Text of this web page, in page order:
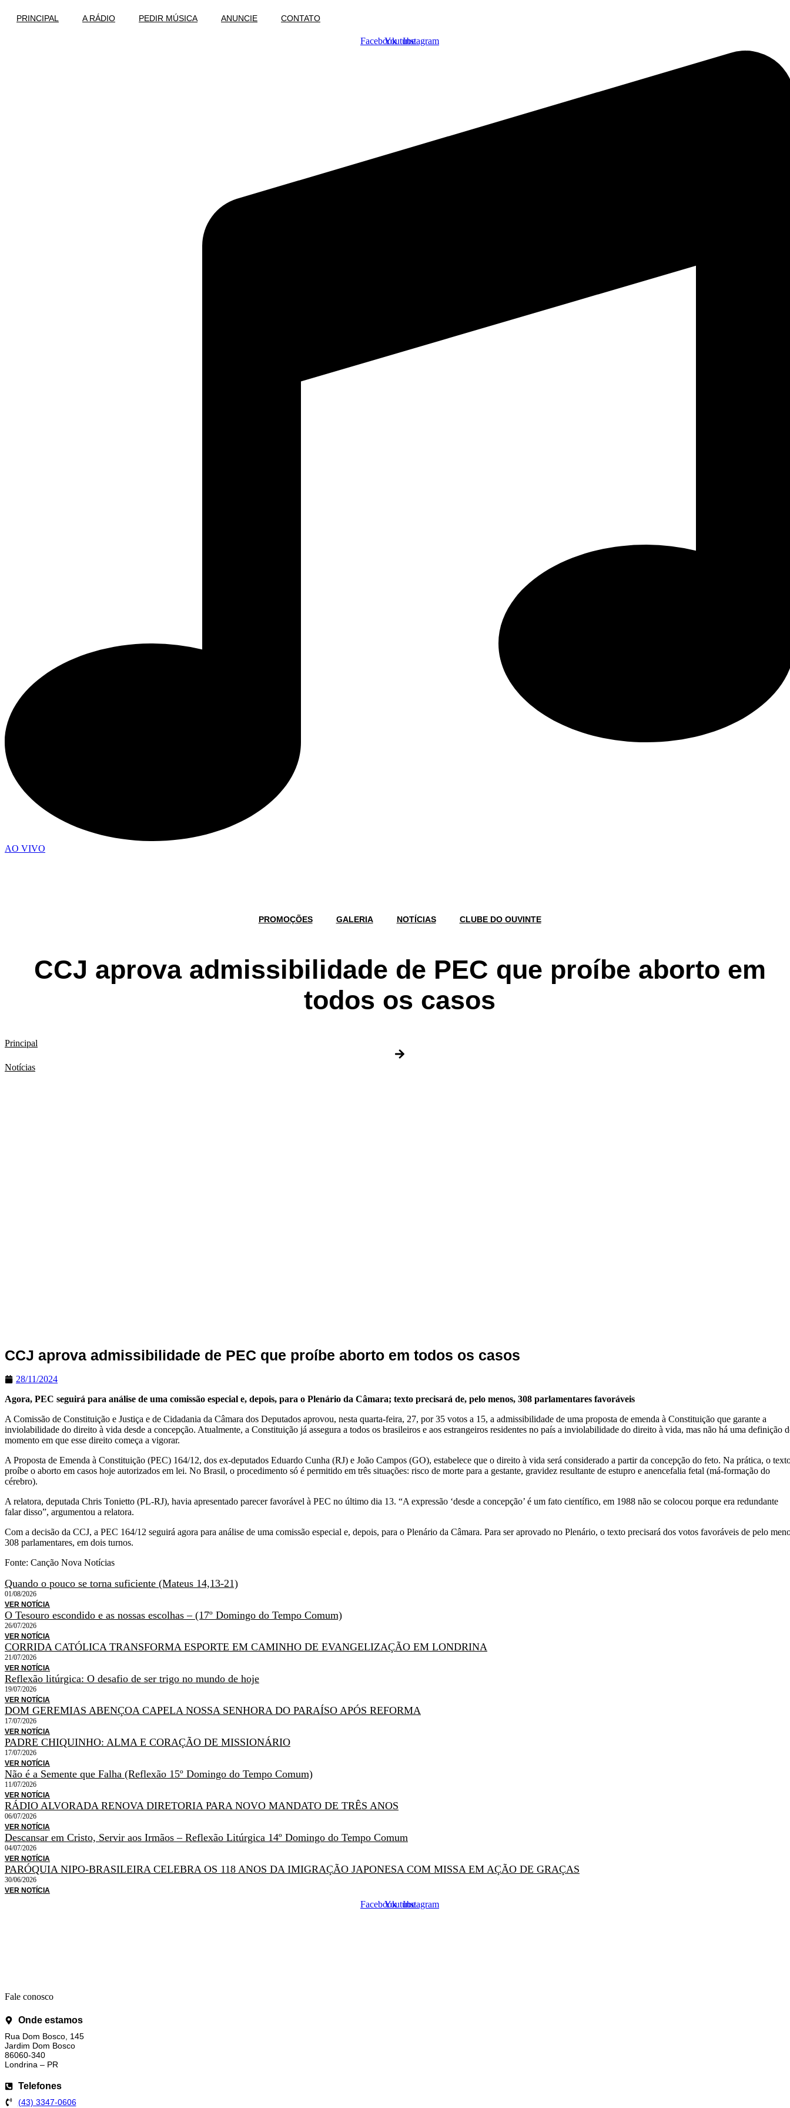
paraPRINCIPAL A RÁDIO PEDIR MÚSICA ANUNCIE CONTATO
FacebookYoutubeInstagram
AO VIVO
PROMOÇÕES GALERIA NOTÍCIAS CLUBE DO OUVINTE
CCJ aprova admissibilidade de PEC que proíbe aborto em
todos os casos
Principal
Notícias
CCJ aprova admissibilidade de PEC que proíbe aborto em todos os casos
28/11/2024
Agora, PEC seguirá para análise de uma comissão especial e, depois, para o Plenário da Câmara; texto precisará de, pelo menos, 308 parlamentares favoráveis
A Comissão de Constituição e Justiça e de Cidadania da Câmara dos Deputados aprovou, nesta quarta-feira, 27, por 35 votos a 15, a admissibilidade de uma proposta de emenda à Constituição que garante a
inviolabilidade do direito à vida desde a concepção. Atualmente, a Constituição já assegura a todos os brasileiros e aos estrangeiros residentes no país a inviolabilidade do direito à vida, mas não há uma definição
momento em que esse direito começa a vigorar.
A Proposta de Emenda à Constituição (PEC) 164/12, dos ex-deputados Eduardo Cunha (RJ) e João Campos (GO), estabelece que o direito à vida será considerado a partir da concepção do feto. Na prática, o
proíbe o aborto em casos hoje autorizados em lei. No Brasil, o procedimento só é permitido em três situações: risco de morte para a gestante, gravidez resultante de estupro e anencefalia fetal (má-formação do
cérebro).
A relatora, deputada Chris Tonietto (PL-RJ), havia apresentado parecer favorável à PEC no último dia 13. “A expressão ‘desde a concepção’ é um fato científico, em 1988 não se colocou porque era redundante
falar disso”, argumentou a relatora.
Com a decisão da CCJ, a PEC 164/12 seguirá agora para análise de uma comissão especial e, depois, para o Plenário da Câmara. Para ser aprovado no Plenário, o texto precisará dos votos favoráveis de pelo
308 parlamentares, em dois turnos.
Fonte: Canção Nova Notícias
Quando o pouco se torna suficiente (Mateus 14,13-21)
01/08/2026
VER NOTÍCIA
O Tesouro escondido e as nossas escolhas – (17º Domingo do Tempo Comum)
26/07/2026
VER NOTÍCIA
CORRIDA CATÓLICA TRANSFORMA ESPORTE EM CAMINHO DE EVANGELIZAÇÃO EM LONDRINA
21/07/2026
VER NOTÍCIA
Reflexão litúrgica: O desafio de ser trigo no mundo de hoje
19/07/2026
VER NOTÍCIA
DOM GEREMIAS ABENÇOA CAPELA NOSSA SENHORA DO PARAÍSO APÓS REFORMA
17/07/2026
VER NOTÍCIA
PADRE CHIQUINHO: ALMA E CORAÇÃO DE MISSIONÁRIO
17/07/2026
VER NOTÍCIA
Não é a Semente que Falha (Reflexão 15º Domingo do Tempo Comum)
11/07/2026
VER NOTÍCIA
RÁDIO ALVORADA RENOVA DIRETORIA PARA NOVO MANDATO DE TRÊS ANOS
06/07/2026
VER NOTÍCIA
Descansar em Cristo, Servir aos Irmãos – Reflexão Litúrgica 14º Domingo do Tempo Comum
04/07/2026
VER NOTÍCIA
PARÓQUIA NIPO-BRASILEIRA CELEBRA OS 118 ANOS DA IMIGRAÇÃO JAPONESA COM MISSA EM AÇÃO DE GRAÇAS
30/06/2026
VER NOTÍCIA
FacebookYoutubeInstagram
Fale conosco
Onde estamos
Rua Dom Bosco, 145
Jardim Dom Bosco
86060-340
Londrina – PR
Telefones
(43) 3347-0606